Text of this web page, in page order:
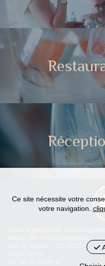
Ce site nécessite votre
votre navigation.